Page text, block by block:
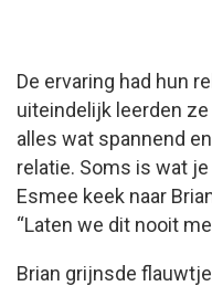
De ervaring had hun
uiteindelijk leerden
alles wat spannend
relatie. Soms is wat
Esmee keek naar
“Laten we dit nooit
Brian grijnsde